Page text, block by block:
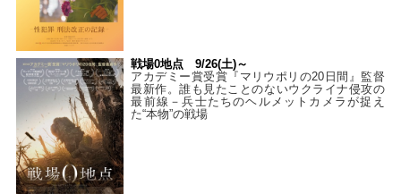
戦場0地点 9/26(土)～
アカデミー賞受賞『マリウポリの20日間』監督
最新作。誰も見たことのないウクライナ侵攻の
最前線－兵士たちのヘルメットカメラが捉え
た“本物”の戦場